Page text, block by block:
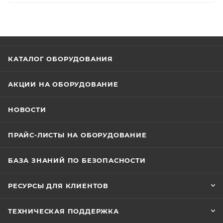
стрелы) (Д × Ш × В): 1248 × 486 × 480 мм.
КАТАЛОГ ОБОРУДОВАНИЯ
АКЦИИ НА ОБОРУДОВАНИЕ
НОВОСТИ
ПРАЙС-ЛИСТЫ НА ОБОРУДОВАНИЕ
БАЗА ЗНАНИЙ ПО БЕЗОПАСНОСТИ
РЕСУРСЫ ДЛЯ КЛИЕНТОВ
ТЕХНИЧЕСКАЯ ПОДДЕРЖКА